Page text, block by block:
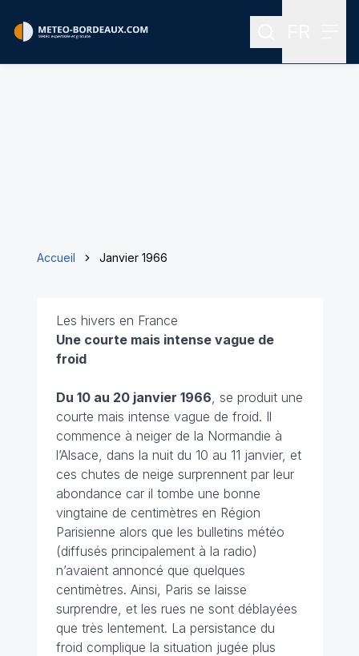
Rechercher
Accueil Janvier 1966
Les hivers en France
Une courte mais intense vague de
froid
Du 10 au 20 janvier 1966, se produit une
courte mais intense vague de froid. Il
commence à neiger de la Normandie à
l’Alsace, dans la nuit du 10 au 11 janvier, et
ces chutes de neige surprennent par leur
abondance car il tombe une bonne
vingtaine de centimètres en Région
Parisienne alors que les bulletins météo
(diffusés principalement à la radio)
n’avaient annoncé que quelques
centimètres. Ainsi, Paris se laisse
surprendre, et les rues ne sont déblayées
que très lentement. La persistance du
froid complique la situation jugée plus